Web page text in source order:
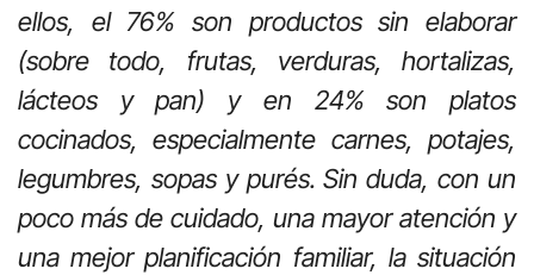
ellos, el 76% son productos sin elaborar
(sobre todo, frutas, verduras, hortalizas,
lácteos y pan) y en 24% son platos
cocinados, especialmente carnes, potajes,
legumbres, sopas y purés. Sin duda, con un
poco más de cuidado, una mayor atención y
una mejor planificación familiar, la situación